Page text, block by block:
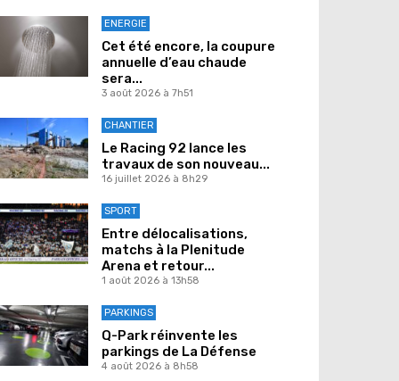
ENERGIE
Cet été encore, la coupure
annuelle d’eau chaude
sera...
3 août 2026 à 7h51
CHANTIER
Le Racing 92 lance les
travaux de son nouveau...
16 juillet 2026 à 8h29
SPORT
Entre délocalisations,
matchs à la Plenitude
Arena et retour...
1 août 2026 à 13h58
PARKINGS
Q-Park réinvente les
parkings de La Défense
4 août 2026 à 8h58